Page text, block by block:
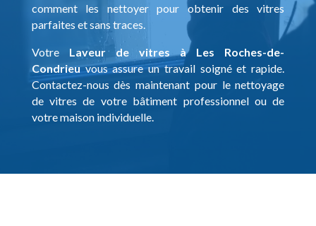
comment les nettoyer pour obtenir des vitres
parfaites et sans traces.
Votre Laveur de vitres à Les Roches-de-
Condrieuvous assure un travail soigné et rapide.
Contactez-nous dès maintenant pour le nettoyage
de vitres de votre bâtiment professionnel ou de
votre maison individuelle.